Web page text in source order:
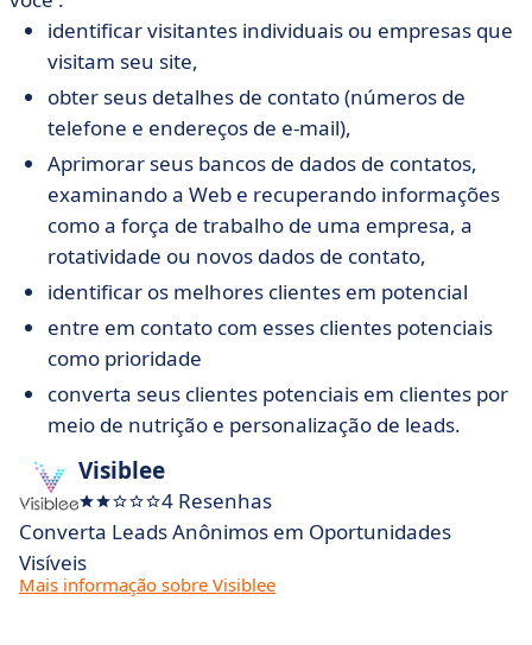
identificar visitantes individuais ou empresas que
visitam seu site,
obter seus detalhes de contato (números de
telefone e endereços de e-mail),
Aprimorar seus bancos de dados de contatos,
examinando a Web e recuperando informações
como a força de trabalho de uma empresa, a
rotatividade ou novos dados de contato,
identificar os melhores clientes em potencial
entre em contato com esses clientes potenciais
como prioridade
converta seus clientes potenciais em clientes por
meio de nutrição e personalização de leads.
Visiblee
4 Resenhas
Converta Leads Anônimos em Oportunidades
Visíveis
Mais informação sobre Visiblee